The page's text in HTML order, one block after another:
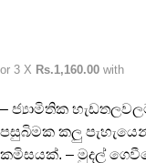
or 3 X Rs.1,160.00 with
– ජ්‍යාමිතික
පසුබිමක කලු
කමිසයක්. – මුදල්